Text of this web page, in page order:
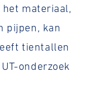
het materiaal,
pijpen, kan
tientallen
onderzoek